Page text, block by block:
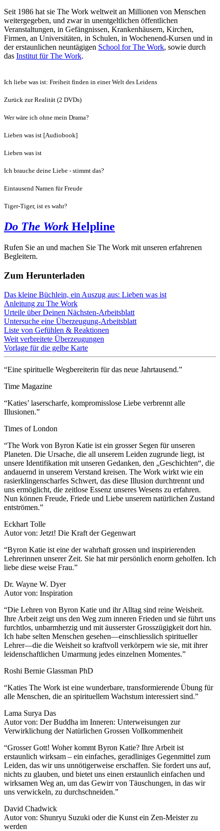
Seit 1986 hat sie The Work weltweit an Millionen von Menschen
weitergegeben, und zwar in unentgeltlichen öffentlichen
Veranstaltungen, in Gefängnissen, Krankenhäusern, Kirchen,
Firmen, an Universitäten, in Schulen, in Wochenend-Kursen und in
der erstaunlichen neuntägigen School for The Work, sowie durch
das Institut für The Work.
Ich liebe was ist: Freiheit finden in einer Welt des Leidens
Zurück zur Realität (2 DVDs)
Wer wäre ich ohne mein Drama?
Lieben was ist [Audiobook]
Lieben was ist
Ich brauche deine Liebe - stimmt das?
Eintausend Namen für Freude
Tiger-Tiger, ist es wahr?
Do The Work Helpline
Rufen Sie an und machen Sie The Work mit unseren erfahrenen
Begleitern.
Zum Herunterladen
Das kleine Büchlein, ein Auszug aus: Lieben was ist
Anleitung zu The Work
Urteile über Deinen Nächsten-Arbeitsblatt
Untersuche eine Überzeugung-Arbeitsblatt
Liste von Gefühlen & Reaktionen
Weit verbreitete Überzeugungen
Vorlage für die gelbe Karte
“Eine spirituelle Wegbereiterin für das neue Jahrtausend.”
Time Magazine
“Katies’ laserscharfe, kompromisslose Liebe verbrennt alle
Illusionen.”
Times of London
“The Work von Byron Katie ist ein grosser Segen für unseren
Planeten. Die Ursache, die all unserem Leiden zugrunde liegt, ist
unsere Identifikation mit unseren Gedanken, den „Geschichten“, die
andauernd in unserem Verstand kreisen. The Work wirkt wie ein
rasierklingenscharfes Schwert, das diese Illusion durchtrennt und
uns ermöglicht, die zeitlose Essenz unseres Wesens zu erfahren.
Nun können Freude, Friede und Liebe unserem natürlichen Zustand
entströmen.”
Eckhart Tolle
Autor von: Jetzt! Die Kraft der Gegenwart
“Byron Katie ist eine der wahrhaft grossen und inspirierenden
Lehrerinnen unserer Zeit. Sie hat mir persönlich enorm geholfen. Ich
liebe diese weise Frau.”
Dr. Wayne W. Dyer
Autor von: Inspiration
“Die Lehren von Byron Katie und ihr Alltag sind reine Weisheit.
Ihre Arbeit zeigt uns den Weg zum inneren Frieden und sie führt uns
furchtlos, unbarmherzig und mit äusserster Grosszügigkeit dort hin.
Ich habe selten Menschen gesehen—einschliesslich spiritueller
Lehrer—die die Weisheit so kraftvoll verkörpern wie sie, mit ihrer
leidenschaftlichen Umarmung jedes einzelnen Momentes.”
Roshi Bernie Glassman PhD
“Katies The Work ist eine wunderbare, transformierende Übung für
alle Menschen, die an spirituellem Wachstum interessiert sind.”
Lama Surya Das
Autor von: Der Buddha im Inneren: Unterweisungen zur
Verwirklichung der Natürlichen Grossen Vollkommenheit
“Grosser Gott! Woher kommt Byron Katie? Ihre Arbeit ist
erstaunlich wirksam – ein einfaches, geradliniges Gegenmittel zum
Leiden, das wir uns unnötigerweise erschaffen. Sie fordert uns auf,
nichts zu glauben, und bietet uns einen erstaunlich einfachen und
wirksamen Weg an, um das Gewirr von Täuschungen, in das wir
uns verwickeln, zu durchschneiden.”
David Chadwick
Autor von: Shunryu Suzuki oder die Kunst ein Zen-Meister zu
werden